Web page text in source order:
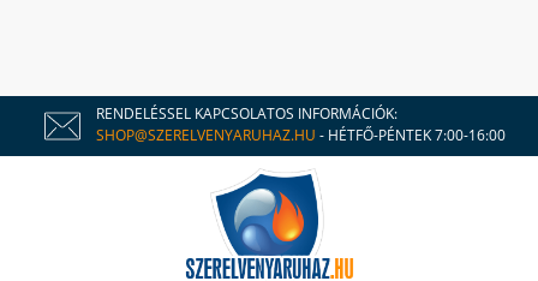
RENDELÉSSEL KAPCSOLATOS INFORMÁCIÓK:
SHOP@SZERELVENYARUHAZ.HU - HÉTFŐ-PÉNTEK 7:00-16:00